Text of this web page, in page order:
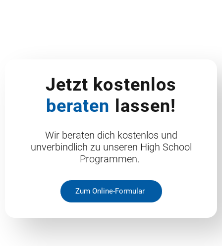
Jetzt kostenlos
beraten lassen!
Wir beraten dich kostenlos und
unverbindlich zu unseren High School
Programmen.
Zum Online-Formular